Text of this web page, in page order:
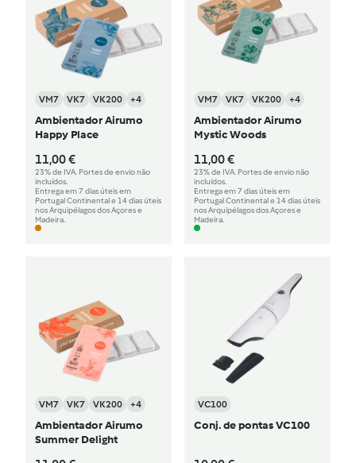
VM7 VK7 VK200 +4
Ambientador Airumo
Happy Place
11,00 €
23% de IVA. Portes de envio não
incluídos.
Entrega em 7 dias úteis em
Portugal Continental e 14 dias úteis
nos Arquipélagos dos Açores e
Madeira.
VM7 VK7 VK200 +4
Ambientador Airumo
Mystic Woods
11,00 €
23% de IVA. Portes de envio não
incluídos.
Entrega em 7 dias úteis em
Portugal Continental e 14 dias úteis
nos Arquipélagos dos Açores e
Madeira.
VM7 VK7 VK200 +4
Ambientador Airumo
Summer Delight
VC100
Conj. de pontas VC100